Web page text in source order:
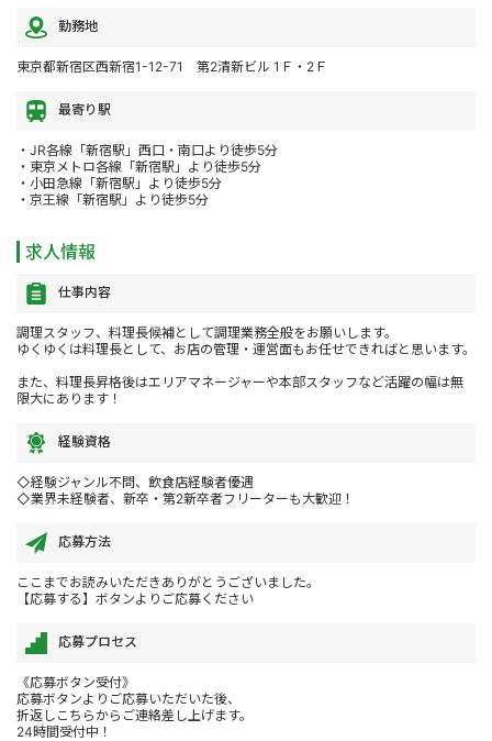
勤務地
東京都新宿区西新宿1-12-71 第2清新ビル 1Ｆ・2Ｆ
最寄り駅
・JR各線「新宿駅」西口・南口より徒歩5分
・東京メトロ各線「新宿駅」より徒歩5分
・小田急線「新宿駅」より徒歩5分
・京王線「新宿駅」より徒歩5分
求人情報
仕事内容
調理スタッフ、料理長候補として調理業務全般をお願いします。
ゆくゆくは料理長として、お店の管理・運営面もお任せできればと思います。
また、料理長昇格後はエリアマネージャーや本部スタッフなど活躍の幅は無
限大にあります！
経験資格
◇経験ジャンル不問、飲食店経験者優遇
◇業界未経験者、新卒・第2新卒者フリーターも大歓迎！
応募方法
ここまでお読みいただきありがとうございました。
【応募する】ボタンよりご応募ください
応募プロセス
《応募ボタン受付》
応募ボタンよりご応募いただいた後、
折返しこちらからご連絡差し上げます。
24時間受付中！